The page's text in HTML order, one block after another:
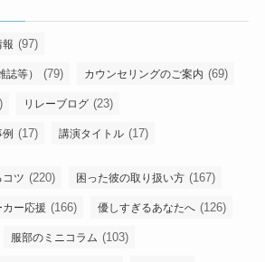
報 (97)
等） (79) カウンセリングのご案内 (69)
リレーブログ (23)
(17) 講演タイトル (17)
ツ (220) 困った彼の取り扱い方 (167)
ー応援 (166) 優しすぎるあなたへ (126)
服部のミニコラム (103)